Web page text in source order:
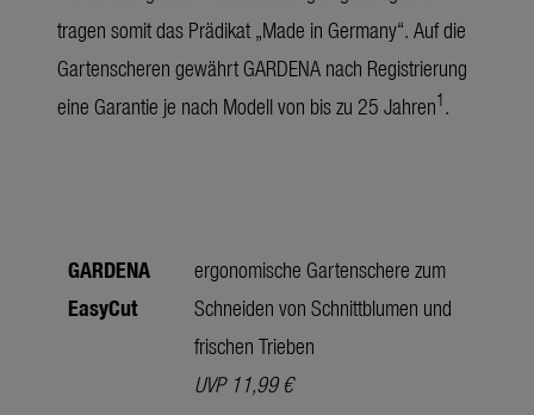
tragen somit das Prädikat „Made in Germany“. Auf die
Gartenscheren gewährt GARDENA nach Registrierung
eine Garantie je nach Modell von bis zu 25 Jahren1.
GARDENA
EasyCut
ergonomische Gartenschere zum
Schneiden von Schnittblumen und
frischen Trieben
UVP 11,99 €